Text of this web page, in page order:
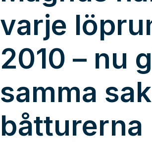
varje
2010 – nu
samma
båtturerna